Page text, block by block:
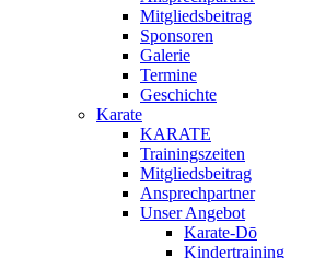
Mitgliedsbeitrag
Sponsoren
Galerie
Termine
Geschichte
Karate
KARATE
Trainingszeiten
Mitgliedsbeitrag
Ansprechpartner
Unser Angebot
Karate-Dō
Kindertraining